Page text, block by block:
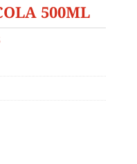
500ML